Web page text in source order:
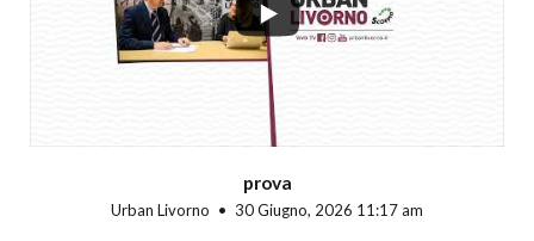
prova
Urban Livorno 30 Giugno, 2026 11:17 am